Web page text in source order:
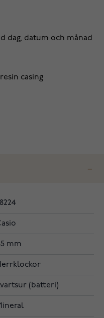
dag, datum och månad
casing
mm
(batteri)